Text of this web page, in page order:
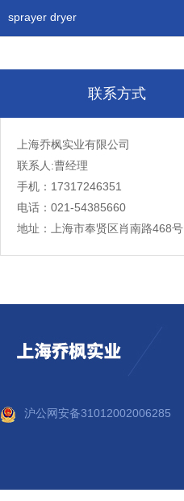
sprayer dryer
联系方式
上海乔枫实业有限公司
联系人:曹经理
手机：17317246351
电话：021-54385660
地址：上海市奉贤区肖南路468号
沪公网安备31012002006285